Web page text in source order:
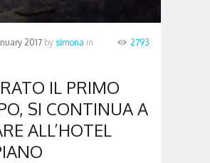
2017 by simona in
2793
IL PRIMO
SI CONTINUA A
ALL’HOTEL